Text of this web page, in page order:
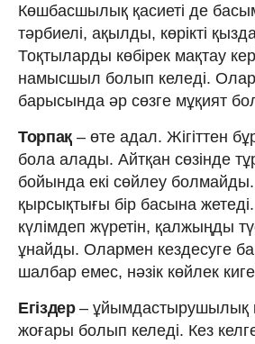
Көшбасшылық қасиеті де
тәрбиелі, ақылды, көрікті
Тоқтыларды көбірек мақтау
намысшыл болып келеді.
барысында әр сөзге мұқият
Торпақ– өте адал. Жігіттен
бола алады. Айтқан сөзінде
бойында екі сөйлеу
қырсықтығы бір басына
күлімдеп жүретін, қалжыңды
ұнайды. Олармен кездесуге
шалбар емес, нәзік көйлек
Егіздер– ұйымдастырушылық
жоғары болып келеді. Кез